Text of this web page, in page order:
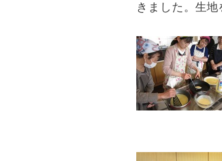
きました。生